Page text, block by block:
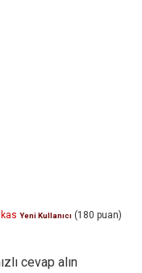
Yeni Kullanıcı (180 puan)
cevap alın